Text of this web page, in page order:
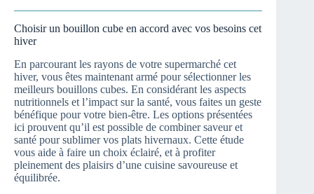
Choisir un bouillon cube en accord avec vos besoins cet
hiver
En parcourant les rayons de votre supermarché cet
hiver, vous êtes maintenant armé pour sélectionner les
meilleurs bouillons cubes. En considérant les aspects
nutritionnels et l’impact sur la santé, vous faites un geste
bénéfique pour votre bien-être. Les options présentées
ici prouvent qu’il est possible de combiner saveur et
santé pour sublimer vos plats hivernaux. Cette étude
vous aide à faire un choix éclairé, et à profiter
pleinement des plaisirs d’une cuisine savoureuse et
équilibrée.